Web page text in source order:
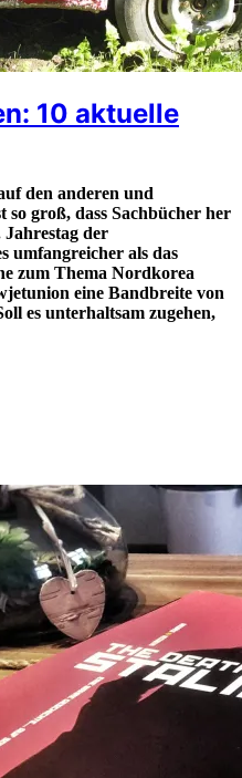
10 aktuelle
den anderen und
groß, dass Sachbücher her
Jahrestag der
umfangreicher als das
zum Thema Nordkorea
eine Bandbreite von
es unterhaltsam zugehen,